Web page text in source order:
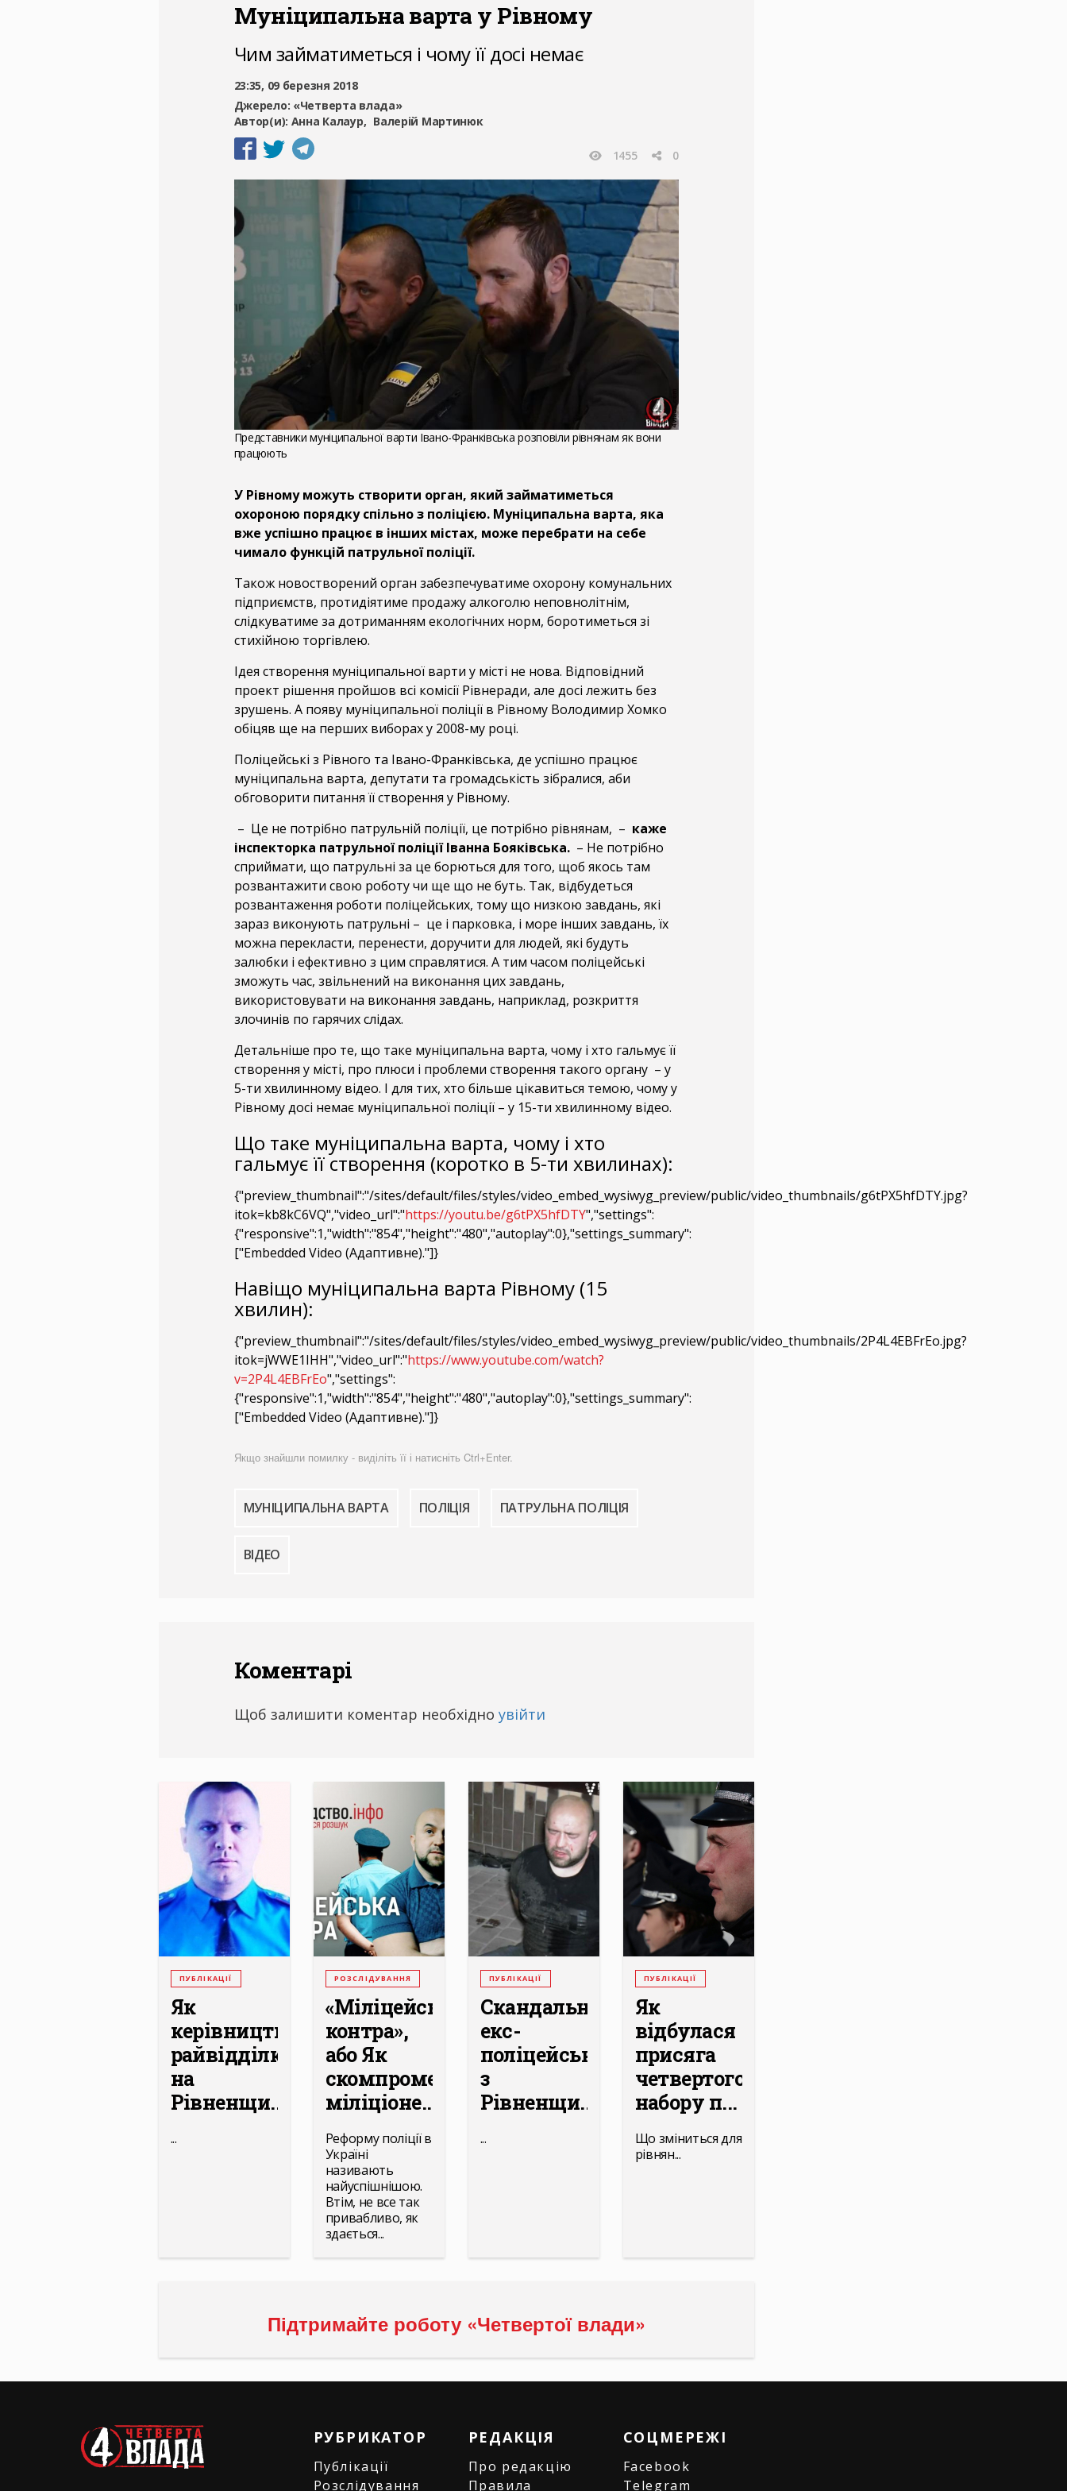
Муніципальна варта у Рівному
Чим займатиметься і чому її досі немає
23:35, 09 березня 2018
Джерело: «Четверта влада»
Автор(и): Анна Калаур Валерій Мартинюк
1455 0
Представники муніципальної варти Івано-Франківська розповіли рівнянам як вони
працюють
У Рівному можуть створити орган, який займатиметься
охороною порядку спільно з поліцією. Муніципальна варта, яка
вже успішно працює в інших містах, може перебрати на себе
чимало функцій патрульної поліції.
Також новостворений орган забезпечуватиме охорону комунальних
підприємств, протидіятиме продажу алкоголю неповнолітнім,
слідкуватиме за дотриманням екологічних норм, боротиметься зі
стихійною торгівлею.
Ідея створення муніципальної варти у місті не нова. Відповідний
проект рішення пройшов всі комісії Рівнеради, але досі лежить без
зрушень. А появу муніципальної поліції в Рівному Володимир Хомко
обіцяв ще на перших виборах у 2008-му році.
Поліцейські з Рівного та Івано-Франківська, де успішно працює
муніципальна варта, депутати та громадськість зібралися, аби
обговорити питання її створення у Рівному.
– Це не потрібно патрульній поліції, це потрібно рівнянам, – каже
інспекторка патрульної поліції Іванна Бояківська.– Не потрібно
сприймати, що патрульні за це борються для того, щоб якось там
розвантажити свою роботу чи ще що не буть. Так, відбудеться
розвантаження роботи поліцейських, тому що низкою завдань, які
зараз виконують патрульні – це і парковка, і море інших завдань, їх
можна перекласти, перенести, доручити для людей, які будуть
залюбки і ефективно з цим справлятися. А тим часом поліцейські
зможуть час, звільнений на виконання цих завдань,
використовувати на виконання завдань, наприклад, розкриття
злочинів по гарячих слідах.
Детальніше про те, що таке муніципальна варта, чому і хто гальмує її
створення у місті, про плюси і проблеми створення такого органу – у
5-ти хвилинному відео. І для тих, хто більше цікавиться темою, чому у
Рівному досі немає муніципальної поліції – у 15-ти хвилинному відео.
Що таке муніципальна варта, чому і хто
гальмує її створення (коротко в 5-ти хвилинах):
{"preview_thumbnail":"/sites/default/files/styles/video_embed_wysiwyg_preview/public/video_thumbnails/g6tPX5hfDTY.jpg?
itok=kb8kC6VQ","video_url":"https://youtu.be/g6tPX5hfDTY","settings":
{"responsive":1,"width":"854","height":"480","autoplay":0},"settings_summary":
["Embedded Video (Адаптивне)."]}
Навіщо муніципальна варта Рівному (15
хвилин):
{"preview_thumbnail":"/sites/default/files/styles/video_embed_wysiwyg_preview/public/video_thumbnails/2P4L4EBFrEo.jpg?
itok=jWWE1IHH","video_url":"https://www.youtube.com/watch?
v=2P4L4EBFrEo","settings":
{"responsive":1,"width":"854","height":"480","autoplay":0},"settings_summary":
["Embedded Video (Адаптивне)."]}
Якщо знайшли помилку - виділіть її і натисніть Ctrl+Enter.
МУНІЦИПАЛЬНА ВАРТА ПОЛІЦІЯ ПАТРУЛЬНА ПОЛІЦІЯ
ВІДЕО
Коментарі
Щоб залишити коментар необхідно увійти
ПУБЛІКАЦІЇ
Як
керівництво
райвідділку
на
Рівненщи...
...
РОЗСЛІДУВАННЯ
«Міліцейська
контра»,
або Як
скомпрометовані
міліціоне...
Реформу поліції в
Україні
називають
найуспішнішою.
Втім, не все так
привабливо, як
здається...
ПУБЛІКАЦІЇ
Скандальний
екс-
поліцейський
з
Рівненщи...
...
ПУБЛІКАЦІЇ
Як
відбулася
присяга
четвертого
набору п...
Що зміниться для
рівнян...
Підтримайте роботу «Четвертої влади»
РУБРИКАТОР
Публікації
Розслідування
РЕДАКЦІЯ
Про редакцію
Правила
СОЦМЕРЕЖІ
Facebook
Telegram